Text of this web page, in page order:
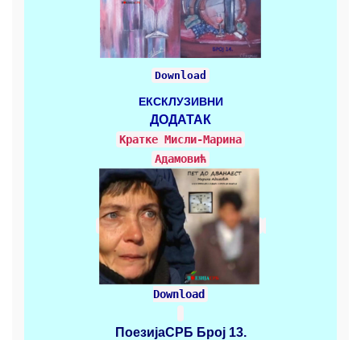
Download
ЕКСКЛУЗИВНИ
ДОДАТАК
Кратке Mисли-Марина
Адамовић
Download
ПоезијаСРБ Број 13.